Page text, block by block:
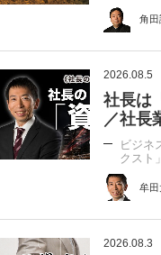
角田
2026.08.5
社長は
／社長
ビジネ
クスト」
牟田
2026.08.3